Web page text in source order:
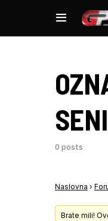
0 posts
Naslovna ›
Brate mili!